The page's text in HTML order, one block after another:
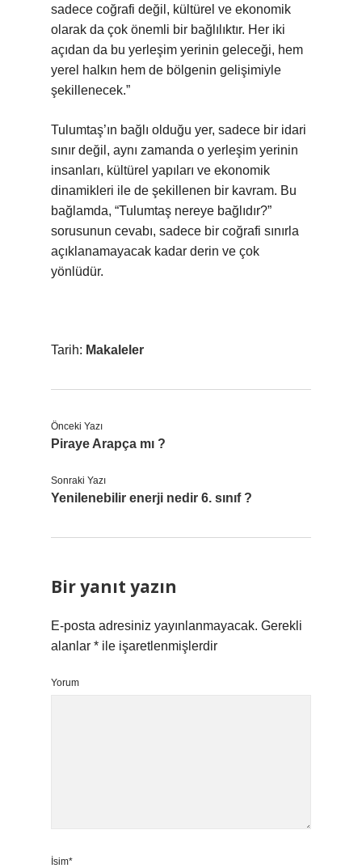
sadece coğrafi değil, kültürel ve ekonomik
olarak da çok önemli bir bağlılıktır. Her iki
açıdan da bu yerleşim yerinin geleceği, hem
yerel halkın hem de bölgenin gelişimiyle
şekillenecek.”
Tulumtaş’ın bağlı olduğu yer, sadece bir idari
sınır değil, aynı zamanda o yerleşim yerinin
insanları, kültürel yapıları ve ekonomik
dinamikleri ile de şekillenen bir kavram. Bu
bağlamda, “Tulumtaş nereye bağlıdır?”
sorusunun cevabı, sadece bir coğrafi sınırla
açıklanamayacak kadar derin ve çok
yönlüdür.
Tarih: Makaleler
Önceki Yazı
Piraye Arapça mı ?
Sonraki Yazı
Yenilenebilir enerji nedir 6. sınıf ?
Bir yanıt yazın
E-posta adresiniz yayınlanmayacak. Gerekli
alanlar * ile işaretlenmişlerdir
Yorum
İsim*